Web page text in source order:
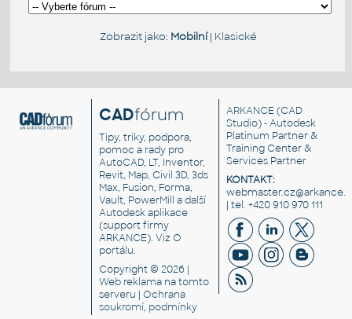
Zobrazit jako: Mobilní| Klasické
CADfórum
Tipy, triky, podpora,
pomoc a rady pro
AutoCAD, LT, Inventor,
Revit, Map, Civil 3D, 3ds
Max, Fusion, Forma,
Vault, PowerMill a další
Autodesk aplikace
(support firmy
ARKANCE). VizO
portálu.
Copyright © 2026 |
Web reklama na tomto
serveru |Ochrana
soukromí, podmínky
ARKANCE (CAD
Studio) - Autodesk
Platinum Partner &
Training Center &
Services Partner
KONTAKT:
| tel. +420 910 970 111